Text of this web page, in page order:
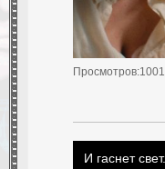
Просмотров:1001